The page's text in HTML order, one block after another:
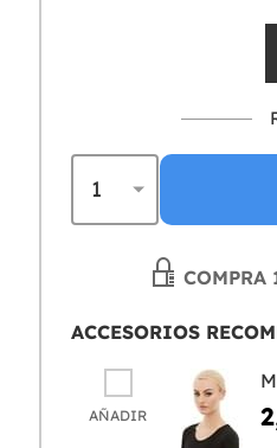
COMPRA
ACCESORIOS
AÑADIR